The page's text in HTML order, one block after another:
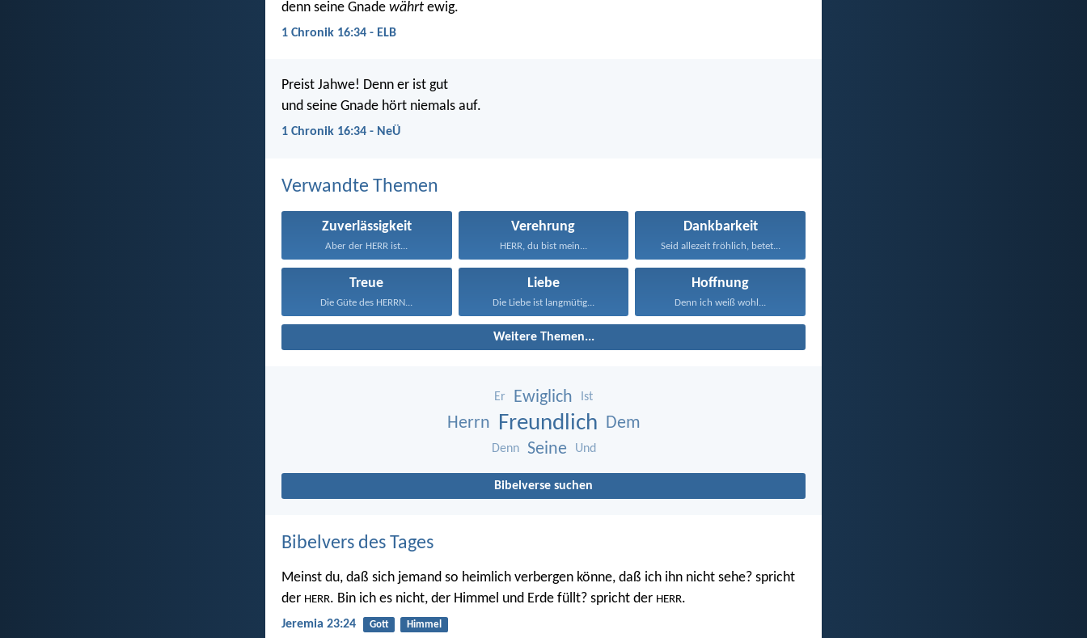
denn seine Gnade währt ewig.
1 Chronik 16:34 - ELB
Preist Jahwe! Denn er ist gut
und seine Gnade hört niemals auf.
1 Chronik 16:34 - NeÜ
Verwandte Themen
Zuverlässigkeit
Aber der HERR ist...
Verehrung
HERR, du bist mein...
Dankbarkeit
Seid allezeit fröhlich, betet...
Treue
Die Güte des HERRN...
Liebe
Die Liebe ist langmütig...
Hoffnung
Denn ich weiß wohl...
Weitere Themen...
Er Ewiglich Ist
Herrn Freundlich Dem
Denn Seine Und
Bibelverse suchen
Bibelvers des Tages
Meinst du, daß sich jemand so heimlich verbergen könne, daß ich ihn nicht sehe? spricht
der HERR. Bin ich es nicht, der Himmel und Erde füllt? spricht der HERR.
Jeremia 23:24 Gott Himmel